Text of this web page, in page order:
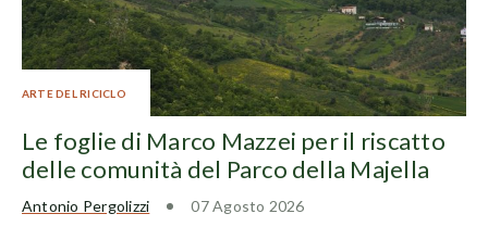
ARTE DEL RICICLO
Le foglie di Marco Mazzei per il riscatto
delle comunità del Parco della Majella
Antonio Pergolizzi 07 Agosto 2026